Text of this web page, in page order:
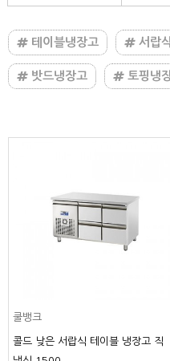
테이블냉장고 서랍
밧드냉장고 토핑냉
쿨뱅크
콜드 낮은 서랍식 테이블 냉장고 직